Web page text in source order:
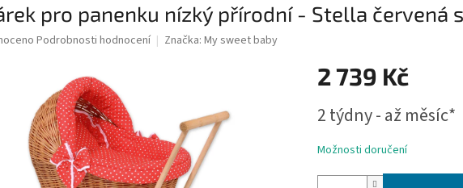
pro panenku nízký přírodní - Stella červená
Podrobnosti hodnocení Značka: My sweet baby
2 739 Kč
cena:
2 týdny - až měsíc*
Možnosti doručení